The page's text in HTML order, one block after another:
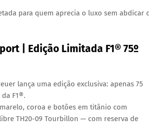
para quem aprecia o luxo sem abdicar
| Edição Limitada F1® 75º
lança uma edição exclusiva: apenas 75
F1®.
, coroa e botões em titânio com
TH20-09 Tourbillon — com reserva de